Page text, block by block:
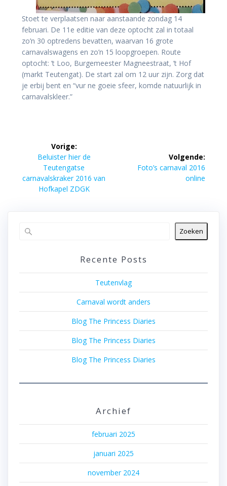
Stoet te verplaatsen naar aanstaande zondag 14
februari. De 11e editie van deze optocht zal in totaal
zo’n 30 optredens bevatten, waarvan 16 grote
carnavalswagens en zo’n 15 loopgroepen. Route
optocht: ’t Loo, Burgemeester Magneestraat, ’t Hof
(markt Teutengat). De start zal om 12 uur zijn. Zorg dat
je erbij bent en “vur ne goeie sfeer, komde natuurlijk in
carnavalskleer.”
Bericht
navigatie
Vorige:
Vorig
bericht:
Beluister hier de
Teutengatse
carnavalskraker 2016 van
Hofkapel ZDGK
Volgende:
Volgend
Foto’s carnaval 2016
online
Zoeken
Recente Posts
Teutenvlag
Carnaval wordt anders
Blog The Princess Diaries
Blog The Princess Diaries
Blog The Princess Diaries
Archief
februari 2025
januari 2025
november 2024